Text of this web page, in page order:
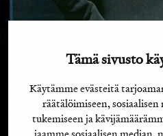
Tämä sivusto
Käytämme evästeitä
räätälöimiseen,
tukemiseen ja